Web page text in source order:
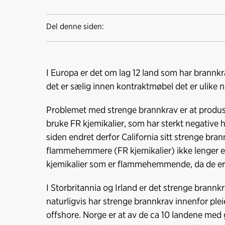
Del denne siden:
I Europa er det om lag 12 land som har
det er sælig innen kontraktmøbel det er ulike
Problemet med strenge brannkrav er at
bruke FR kjemikalier, som har sterkt negative
siden endret derfor California sitt strenge
flammehemmere (FR kjemikalier) ikke lenger
kjemikalier som er flammehemmende, da de
I Storbritannia og Irland er det strenge
naturligvis har strenge brannkrav innenfor
offshore. Norge er at av de ca 10 landene